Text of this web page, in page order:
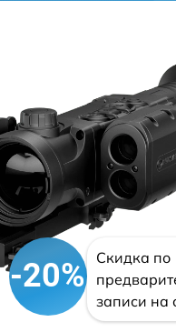
-20%
Скидка по
записи на